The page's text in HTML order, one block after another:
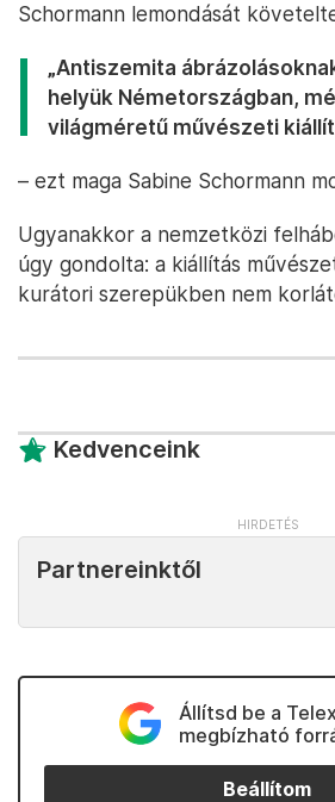
Schormann lemondását
„Antiszemita
helyük Németországban,
világméretű művészeti
– ezt maga Sabine Schormann
Ugyanakkor a nemzetközi
úgy gondolta: a kiállítás
kurátori szerepükben nem
Kedvenceink
Partnereinktől
Állítsd be a
megbízható
Beállítom